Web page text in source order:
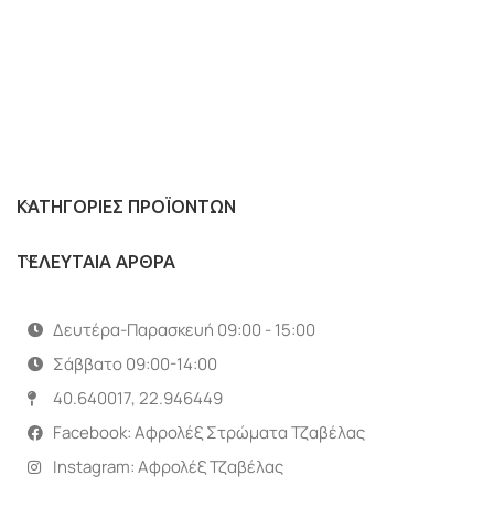
ΚΑΤΗΓΟΡΊΕΣ ΠΡΟΪΌΝΤΩΝ
ΤΕΛΕΥΤΑΙΑ ΑΡΘΡΑ
Δευτέρα-Παρασκευή 09:00 - 15:00
Σάββατο 09:00-14:00
40.640017, 22.946449
Facebook: Αφρολέξ Στρώματα Τζαβέλας
Instagram: Αφρολέξ Τζαβέλας